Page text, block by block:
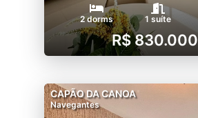
2 dorms 1 suíte
R$ 830.000
CAPÃO DA CANOA
Navegantes